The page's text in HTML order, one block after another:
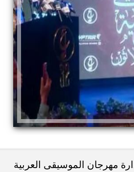
مهرجان الموسيقى العربية